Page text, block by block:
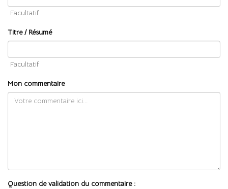
Facultatif
Titre / Résumé
Facultatif
Mon commentaire
Question de validation du commentaire :